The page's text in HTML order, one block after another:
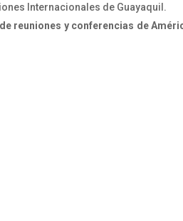
Internacionales de Guayaquil.
reuniones y conferencias de